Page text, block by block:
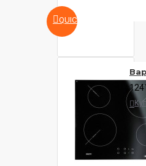
QUICKVIEW